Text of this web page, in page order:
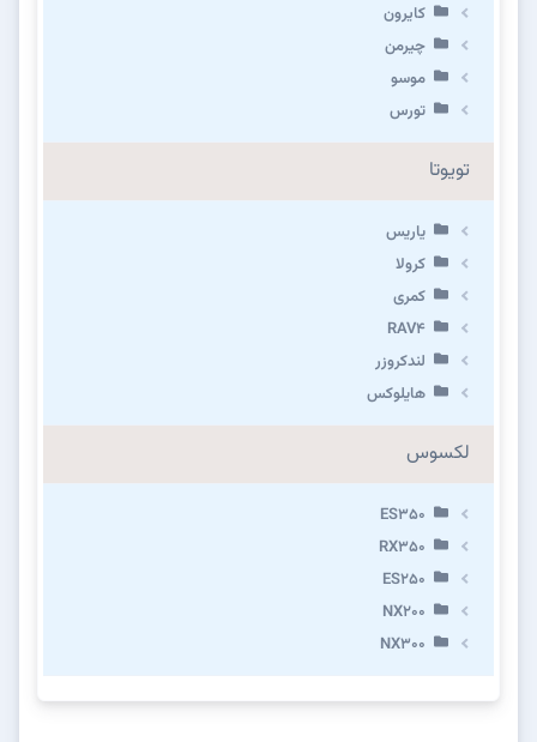
کایرون
چیرمن
موسو
تورس
تویوتا
یاریس
کرولا
کمری
RAV4
لندکروزر
هایلوکس
لکسوس
ES350
RX350
ES250
NX200
NX300